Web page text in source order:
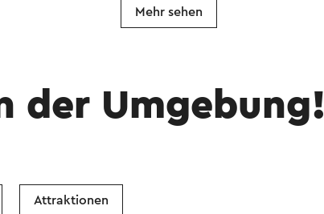
Mehr sehen
der Umgebung!
Attraktionen